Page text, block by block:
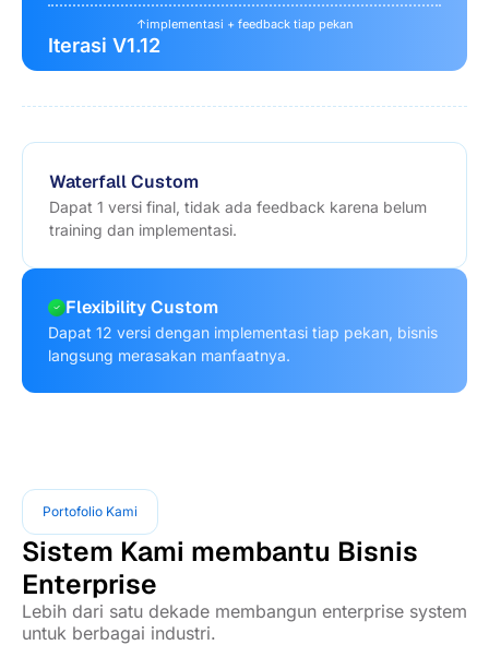
↑implementasi + feedback tiap pekan
Iterasi V1.12
Waterfall Custom
Dapat 1 versi final, tidak ada feedback karena belum
training dan implementasi.
Flexibility Custom
Dapat 12 versi dengan implementasi tiap pekan, bisnis
langsung merasakan manfaatnya.
Portofolio Kami
Sistem Kami membantu Bisnis
Enterprise
Lebih dari satu dekade membangun enterprise system
untuk berbagai industri.